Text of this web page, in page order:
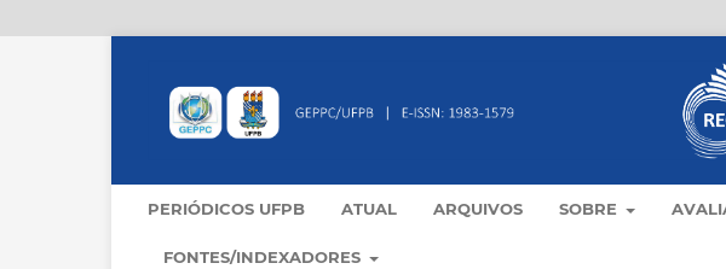
PERIÓDICOS UFPB ATUAL ARQUIVOS SOBRE
FONTES/INDEXADORES